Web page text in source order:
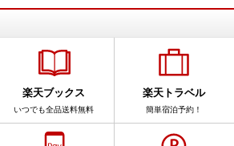
楽天ブックス
いつでも全品送料無料
楽天トラベル
簡単宿泊予約！